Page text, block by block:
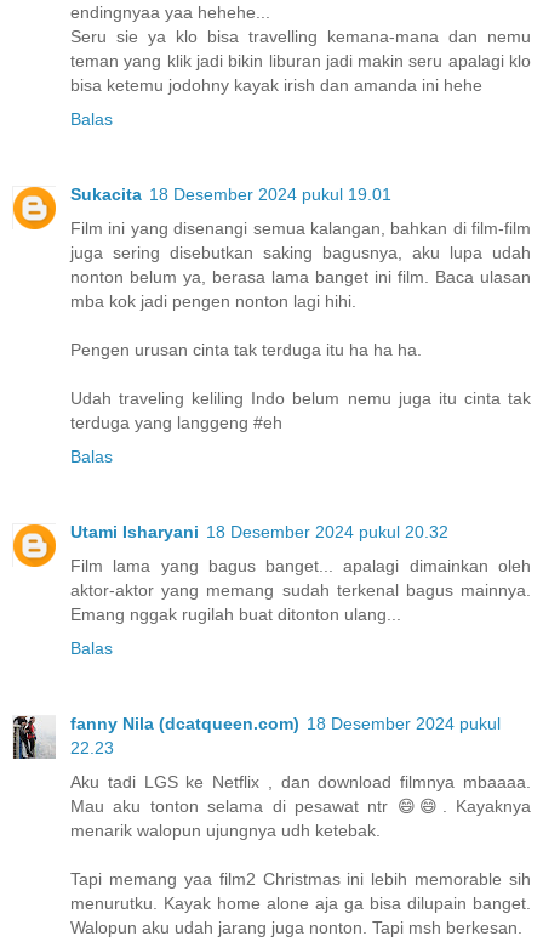
endingnyaa yaa hehehe...
Seru sie ya klo bisa travelling kemana-mana dan nemu
teman yang klik jadi bikin liburan jadi makin seru apalagi klo
bisa ketemu jodohny kayak irish dan amanda ini hehe
Balas
Sukacita 18 Desember 2024 pukul 19.01
Film ini yang disenangi semua kalangan, bahkan di film-film
juga sering disebutkan saking bagusnya, aku lupa udah
nonton belum ya, berasa lama banget ini film. Baca ulasan
mba kok jadi pengen nonton lagi hihi.
Pengen urusan cinta tak terduga itu ha ha ha.
Udah traveling keliling Indo belum nemu juga itu cinta tak
terduga yang langgeng #eh
Balas
Utami Isharyani 18 Desember 2024 pukul 20.32
Film lama yang bagus banget... apalagi dimainkan oleh
aktor-aktor yang memang sudah terkenal bagus mainnya.
Emang nggak rugilah buat ditonton ulang...
Balas
fanny Nila (dcatqueen.com) 18 Desember 2024 pukul
22.23
Aku tadi LGS ke Netflix , dan download filmnya mbaaaa.
Mau aku tonton selama di pesawat ntr 😄😄. Kayaknya
menarik walopun ujungnya udh ketebak.
Tapi memang yaa film2 Christmas ini lebih memorable sih
menurutku. Kayak home alone aja ga bisa dilupain banget.
Walopun aku udah jarang juga nonton. Tapi msh berkesan.